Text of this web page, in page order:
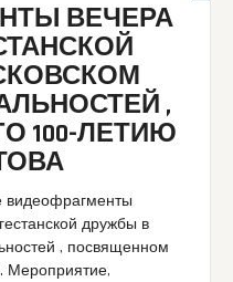
ВЕЧЕРА
,
100-ЛЕТИЮ
видеофрагменты
дружбы в
, посвященном
Мероприятие,